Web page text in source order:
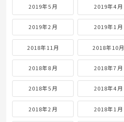
2019年5月 2019年4月
2019年2月 2019年1月
2018年11月 2018年10月
2018年8月 2018年7月
2018年5月 2018年4月
2018年2月 2018年1月